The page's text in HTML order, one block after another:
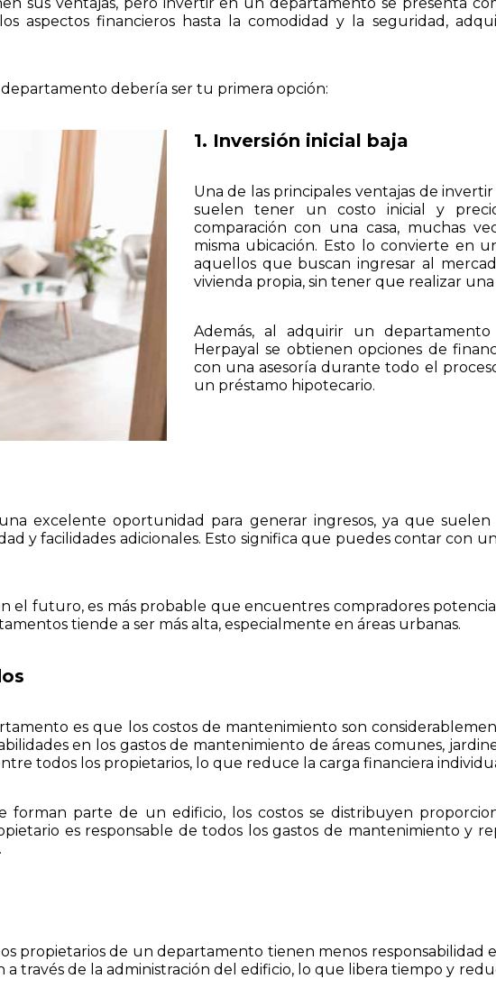
aspectos financieros hasta la comodidad y la seguridad,
debería ser tu primera opción:
1. Inversión inicial baja
Una de las principales ventajas de
suelen tener un costo inicial y
comparación con una casa, muchas
misma ubicación. Esto lo convierte en
aquellos que buscan ingresar al
vivienda propia, sin tener que realizar
Además, al adquirir un
Herpayal se obtienen opciones de
con una asesoría durante todo el
un préstamo hipotecario.
excelente oportunidad para generar ingresos, ya que
y facilidades adicionales. Esto significa que puedes contar con
el futuro, es más probable que encuentres compradores
tiende a ser más alta, especialmente en áreas urbanas.
es que los costos de mantenimiento son
en los gastos de mantenimiento de áreas comunes,
todos los propietarios, lo que reduce la carga financiera
parte de un edificio, los costos se distribuyen
es responsable de todos los gastos de mantenimiento y
propietarios de un departamento tienen menos
a través de la administración del edificio, lo que libera tiempo y